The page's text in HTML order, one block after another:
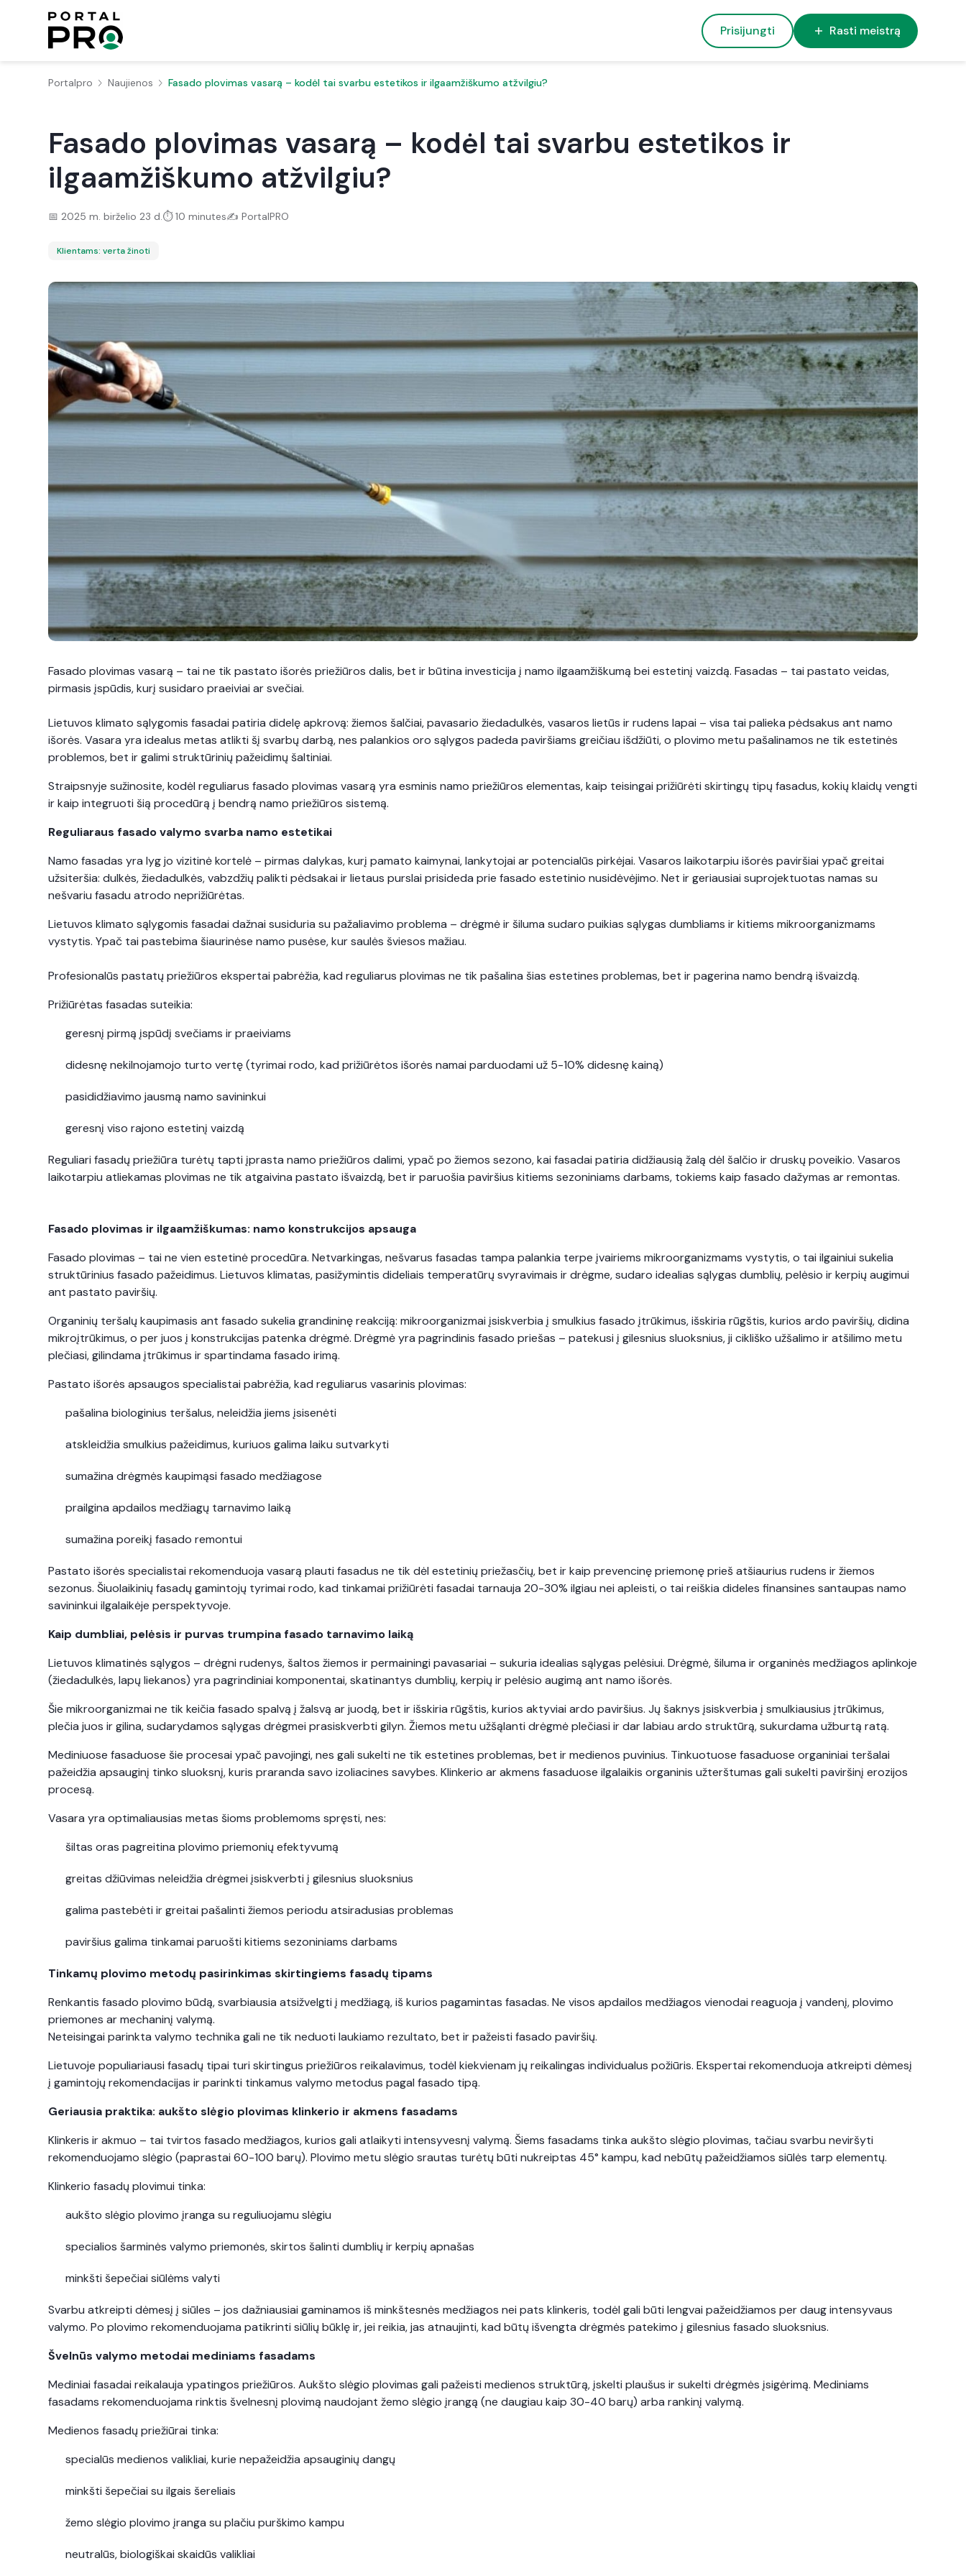
Prisijungti Rasti meistrą
Portalpro Naujienos Fasado plovimas vasarą – kodėl tai svarbu estetikos ir ilgaamžiškumo atžvilgiu?
Fasado plovimas vasarą – kodėl tai svarbu estetikos ir
ilgaamžiškumo atžvilgiu?
📅2025 m. birželio 23 d.⏱️10 minutes✍️PortalPRO
Klientams: verta žinoti
Fasado plovimas vasarą – tai ne tik pastato išorės priežiūros dalis, bet ir būtina investicija į namo ilgaamžiškumą bei estetinį vaizdą. Fasadas – tai pastato veidas,
pirmasis įspūdis, kurį susidaro praeiviai ar svečiai.
Lietuvos klimato sąlygomis fasadai patiria didelę apkrovą: žiemos šalčiai, pavasario žiedadulkės, vasaros lietūs ir rudens lapai – visa tai palieka pėdsakus ant namo
išorės. Vasara yra idealus metas atlikti šį svarbų darbą, nes palankios oro sąlygos padeda paviršiams greičiau išdžiūti, o plovimo metu pašalinamos ne tik estetinės
problemos, bet ir galimi struktūrinių pažeidimų šaltiniai.
Straipsnyje sužinosite, kodėl reguliarus fasado plovimas vasarą yra esminis namo priežiūros elementas, kaip teisingai prižiūrėti skirtingų tipų fasadus, kokių klaidų vengti
ir kaip integruoti šią procedūrą į bendrą namo priežiūros sistemą.
Reguliaraus fasado valymo svarba namo estetikai
Namo fasadas yra lyg jo vizitinė kortelė – pirmas dalykas, kurį pamato kaimynai, lankytojai ar potencialūs pirkėjai. Vasaros laikotarpiu išorės paviršiai ypač greitai
užsiteršia: dulkės, žiedadulkės, vabzdžių palikti pėdsakai ir lietaus purslai prisideda prie fasado estetinio nusidėvėjimo. Net ir geriausiai suprojektuotas namas su
nešvariu fasadu atrodo neprižiūrėtas.
Lietuvos klimato sąlygomis fasadai dažnai susiduria su pažaliavimo problema – drėgmė ir šiluma sudaro puikias sąlygas dumbliams ir kitiems mikroorganizmams
vystytis. Ypač tai pastebima šiaurinėse namo pusėse, kur saulės šviesos mažiau.
Profesionalūs pastatų priežiūros ekspertai pabrėžia, kad reguliarus plovimas ne tik pašalina šias estetines problemas, bet ir pagerina namo bendrą išvaizdą.
Prižiūrėtas fasadas suteikia:
geresnį pirmą įspūdį svečiams ir praeiviams
didesnę nekilnojamojo turto vertę (tyrimai rodo, kad prižiūrėtos išorės namai parduodami už 5-10% didesnę kainą)
pasididžiavimo jausmą namo savininkui
geresnį viso rajono estetinį vaizdą
Reguliari fasadų priežiūra turėtų tapti įprasta namo priežiūros dalimi, ypač po žiemos sezono, kai fasadai patiria didžiausią žalą dėl šalčio ir druskų poveikio. Vasaros
laikotarpiu atliekamas plovimas ne tik atgaivina pastato išvaizdą, bet ir paruošia paviršius kitiems sezoniniams darbams, tokiems kaip fasado dažymas ar remontas.
Fasado plovimas ir ilgaamžiškumas: namo konstrukcijos apsauga
Fasado plovimas – tai ne vien estetinė procedūra. Netvarkingas, nešvarus fasadas tampa palankia terpe įvairiems mikroorganizmams vystytis, o tai ilgainiui sukelia
struktūrinius fasado pažeidimus. Lietuvos klimatas, pasižymintis dideliais temperatūrų svyravimais ir drėgme, sudaro idealias sąlygas dumblių, pelėsio ir kerpių augimui
ant pastato paviršių.
Organinių teršalų kaupimasis ant fasado sukelia grandininę reakciją: mikroorganizmai įsiskverbia į smulkius fasado įtrūkimus, išskiria rūgštis, kurios ardo paviršių, didina
mikroįtrūkimus, o per juos į konstrukcijas patenka drėgmė. Drėgmė yra pagrindinis fasado priešas – patekusi į gilesnius sluoksnius, ji cikliško užšalimo ir atšilimo metu
plečiasi, gilindama įtrūkimus ir spartindama fasado irimą.
Pastato išorės apsaugos specialistai pabrėžia, kad reguliarus vasarinis plovimas:
pašalina biologinius teršalus, neleidžia jiems įsisenėti
atskleidžia smulkius pažeidimus, kuriuos galima laiku sutvarkyti
sumažina drėgmės kaupimąsi fasado medžiagose
prailgina apdailos medžiagų tarnavimo laiką
sumažina poreikį fasado remontui
Pastato išorės specialistai rekomenduoja vasarą plauti fasadus ne tik dėl estetinių priežasčių, bet ir kaip prevencinę priemonę prieš atšiaurius rudens ir žiemos
sezonus. Šiuolaikinių fasadų gamintojų tyrimai rodo, kad tinkamai prižiūrėti fasadai tarnauja 20-30% ilgiau nei apleisti, o tai reiškia dideles finansines santaupas namo
savininkui ilgalaikėje perspektyvoje.
Kaip dumbliai, pelėsis ir purvas trumpina fasado tarnavimo laiką
Lietuvos klimatinės sąlygos – drėgni rudenys, šaltos žiemos ir permainingi pavasariai – sukuria idealias sąlygas pelėsiui. Drėgmė, šiluma ir organinės medžiagos aplinkoje
(žiedadulkės, lapų liekanos) yra pagrindiniai komponentai, skatinantys dumblių, kerpių ir pelėsio augimą ant namo išorės.
Šie mikroorganizmai ne tik keičia fasado spalvą į žalsvą ar juodą, bet ir išskiria rūgštis, kurios aktyviai ardo paviršius. Jų šaknys įsiskverbia į smulkiausius įtrūkimus,
plečia juos ir gilina, sudarydamos sąlygas drėgmei prasiskverbti gilyn. Žiemos metu užšąlanti drėgmė plečiasi ir dar labiau ardo struktūrą, sukurdama užburtą ratą.
Mediniuose fasaduose šie procesai ypač pavojingi, nes gali sukelti ne tik estetines problemas, bet ir medienos puvinius. Tinkuotuose fasaduose organiniai teršalai
pažeidžia apsauginį tinko sluoksnį, kuris praranda savo izoliacines savybes. Klinkerio ar akmens fasaduose ilgalaikis organinis užterštumas gali sukelti paviršinį erozijos
procesą.
Vasara yra optimaliausias metas šioms problemoms spręsti, nes:
šiltas oras pagreitina plovimo priemonių efektyvumą
greitas džiūvimas neleidžia drėgmei įsiskverbti į gilesnius sluoksnius
galima pastebėti ir greitai pašalinti žiemos periodu atsiradusias problemas
paviršius galima tinkamai paruošti kitiems sezoniniams darbams
Tinkamų plovimo metodų pasirinkimas skirtingiems fasadų tipams
Renkantis fasado plovimo būdą, svarbiausia atsižvelgti į medžiagą, iš kurios pagamintas fasadas. Ne visos apdailos medžiagos vienodai reaguoja į vandenį, plovimo
priemones ar mechaninį valymą.
Neteisingai parinkta valymo technika gali ne tik neduoti laukiamo rezultato, bet ir pažeisti fasado paviršių.
Lietuvoje populiariausi fasadų tipai turi skirtingus priežiūros reikalavimus, todėl kiekvienam jų reikalingas individualus požiūris. Ekspertai rekomenduoja atkreipti dėmesį
į gamintojų rekomendacijas ir parinkti tinkamus valymo metodus pagal fasado tipą.
Geriausia praktika: aukšto slėgio plovimas klinkerio ir akmens fasadams
Klinkeris ir akmuo – tai tvirtos fasado medžiagos, kurios gali atlaikyti intensyvesnį valymą. Šiems fasadams tinka aukšto slėgio plovimas, tačiau svarbu neviršyti
rekomenduojamo slėgio (paprastai 60-100 barų). Plovimo metu slėgio srautas turėtų būti nukreiptas 45° kampu, kad nebūtų pažeidžiamos siūlės tarp elementų.
Klinkerio fasadų plovimui tinka:
aukšto slėgio plovimo įranga su reguliuojamu slėgiu
specialios šarminės valymo priemonės, skirtos šalinti dumblių ir kerpių apnašas
minkšti šepečiai siūlėms valyti
Svarbu atkreipti dėmesį į siūles – jos dažniausiai gaminamos iš minkštesnės medžiagos nei pats klinkeris, todėl gali būti lengvai pažeidžiamos per daug intensyvaus
valymo. Po plovimo rekomenduojama patikrinti siūlių būklę ir, jei reikia, jas atnaujinti, kad būtų išvengta drėgmės patekimo į gilesnius fasado sluoksnius.
Švelnūs valymo metodai mediniams fasadams
Mediniai fasadai reikalauja ypatingos priežiūros. Aukšto slėgio plovimas gali pažeisti medienos struktūrą, įskelti plaušus ir sukelti drėgmės įsigėrimą. Mediniams
fasadams rekomenduojama rinktis švelnesnį plovimą naudojant žemo slėgio įrangą (ne daugiau kaip 30-40 barų) arba rankinį valymą.
Medienos fasadų priežiūrai tinka:
specialūs medienos valikliai, kurie nepažeidžia apsauginių dangų
minkšti šepečiai su ilgais šereliais
žemo slėgio plovimo įranga su plačiu purškimo kampu
neutralūs, biologiškai skaidūs valikliai